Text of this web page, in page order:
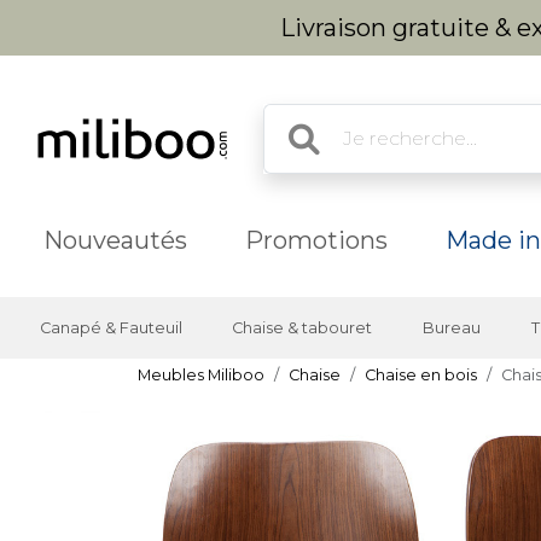
Livraison gratuite &
Nouveautés Promotions Made
Canapé & Fauteuil Chaise & tabouret Bureau
Meubles Miliboo Chaise Chaise en bois